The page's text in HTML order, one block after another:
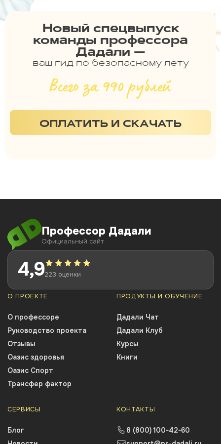
Новый спецвыпуск
команды профессора
Дадали —
ваш гид по безопасному лету
Всего за 990 рублей
ОПЛАТИТЬ И СКАЧАТЬ
Профессор Дадали
Официальный сайт
4,9223 оценки
О ПРОЕКТЕ
О профессоре
Руководство проекта
Отзывы
Оазис здоровья
Оазис Спорт
Трансфер фактор
ПРОДУКТЫ И ОБУЧЕНИЕ
Дадали Чат
Дадали Клуб
Курсы
Книги
СЕРВИСЫ
Блог
КОНТАКТЫ
8 (800) 100-42-60